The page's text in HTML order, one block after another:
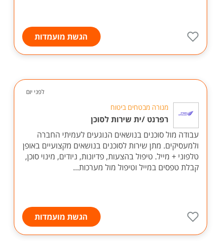
הגשת מועמדות
לפני יום
מנורה מבטחים ביטוח
רפרנט /ית שירות לסוכן
עבודה מול סוכנים בנושאים הנוגעים לעמיתי החברה
ולמעסיקים. מתן שירות לסוכנים בנושאים מקצועיים באופן
טלפוני + מייל. טיפול בהצעות, פדיונות, ניודים, מינוי סוכן,
קבלת טפסים במייל וטיפול מול מערכות...
הגשת מועמדות